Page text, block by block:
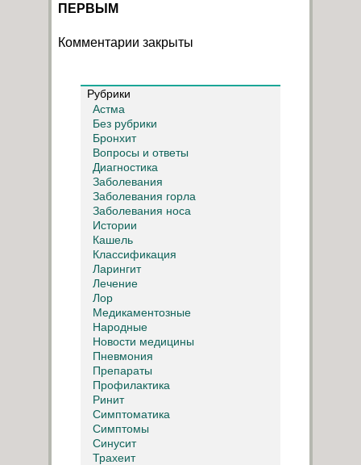
ПЕРВЫМ
Комментарии закрыты
Рубрики
Астма
Без рубрики
Бронхит
Вопросы и ответы
Диагностика
Заболевания
Заболевания горла
Заболевания носа
Истории
Кашель
Классификация
Ларингит
Лечение
Лор
Медикаментозные
Народные
Новости медицины
Пневмония
Препараты
Профилактика
Ринит
Симптоматика
Симптомы
Синусит
Трахеит